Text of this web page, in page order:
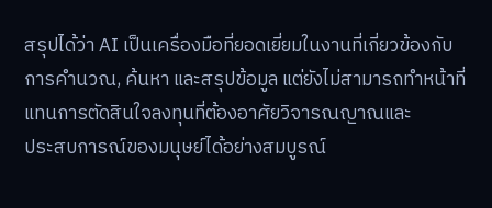
สรุปได้ว่า AI เป็นเครื่องมือที่ยอดเยี่ยมในงานที่เกี่ยวข้องกับ
การคำนวณ, ค้นหา และสรุปข้อมูล แต่ยังไม่สามารถทำหน้าที่
แทนการตัดสินใจลงทุนที่ต้องอาศัยวิจารณญาณและ
ประสบการณ์ของมนุษย์ได้อย่างสมบูรณ์